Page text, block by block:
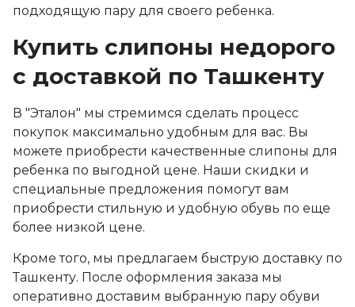
подходящую пару для своего ребенка.
Купить слипоны недорого
с доставкой по Ташкенту
В "Эталон" мы стремимся сделать процесс
покупок максимально удобным для вас. Вы
можете приобрести качественные слипоны для
ребенка по выгодной цене. Наши скидки и
специальные предложения помогут вам
приобрести стильную и удобную обувь по еще
более низкой цене.
Кроме того, мы предлагаем быструю доставку по
Ташкенту. После оформления заказа мы
оперативно доставим выбранную пару обуви